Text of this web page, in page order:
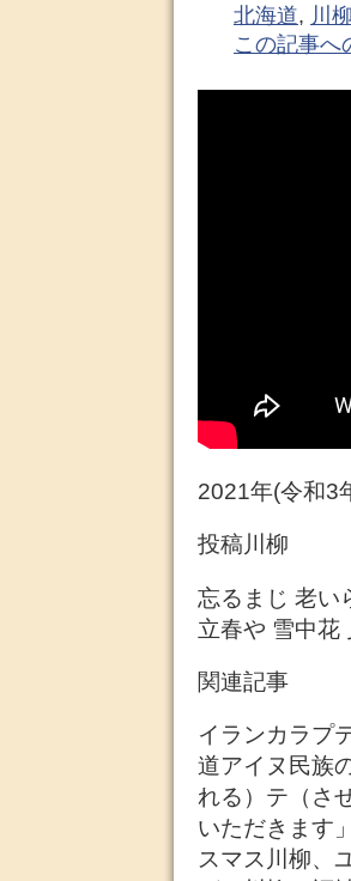
北海道, 川
この記事へ
2021年(令和3
投稿川柳
忘るまじ 老い
立春や 雪中花
関連記事
イランカラプ
道アイヌ民族
れる）テ（さ
いただきます
スマス川柳、